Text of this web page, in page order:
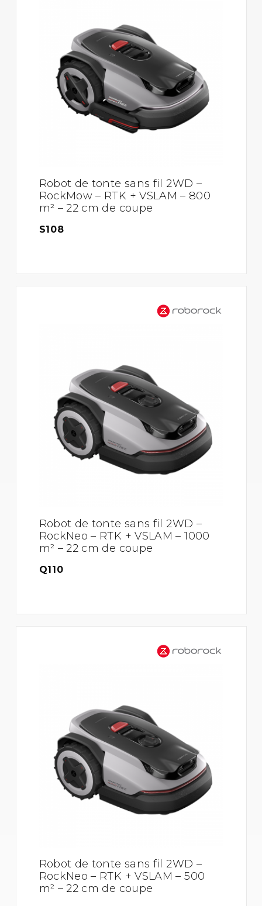
Robot de tonte sans fil 2WD –
RockMow – RTK + VSLAM – 800
m² – 22 cm de coupe
S108
Robot de tonte sans fil 2WD –
RockNeo – RTK + VSLAM – 1000
m² – 22 cm de coupe
Q110
Robot de tonte sans fil 2WD –
RockNeo – RTK + VSLAM – 500
m² – 22 cm de coupe